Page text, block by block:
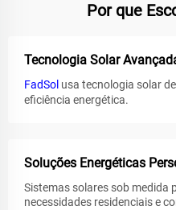
Por que
Tecnologia Solar
FadSol usa tecnologia solar
eficiência energética.
Soluções Energéticas
Sistemas solares sob medida
necessidades residenciais e